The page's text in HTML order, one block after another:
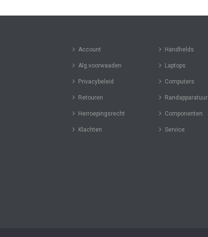
Account
Alg.voorwaaden
Privacybeleid
Retouren
Herroepingsrecht
Klachten
Handhelds
Laptops
Computers
Randapparatuur
Componenten
Service